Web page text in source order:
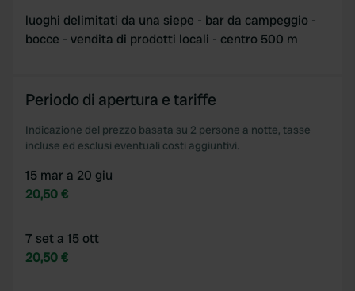
luoghi delimitati da una siepe - bar da campeggio -
bocce - vendita di prodotti locali - centro 500 m
Periodo di apertura e tariffe
Indicazione del prezzo basata su 2 persone a notte, tasse
incluse ed esclusi eventuali costi aggiuntivi.
15 mar a 20 giu
20,50 €
7 set a 15 ott
20,50 €